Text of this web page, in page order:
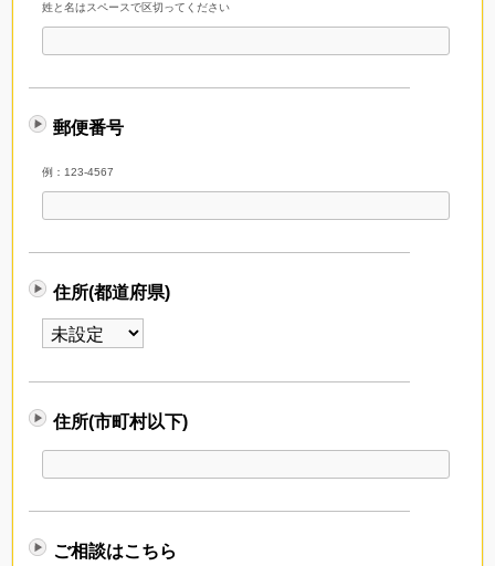
姓と名はスペースで区切ってください
郵便番号
例：123-4567
住所(都道府県)
住所(市町村以下)
ご相談はこちら